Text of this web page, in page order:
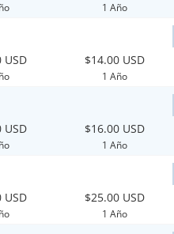
1 Año
USD $14.00 USD
1 Año
USD $16.00 USD
1 Año
USD $25.00 USD
1 Año